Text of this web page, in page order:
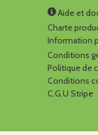
Aide et
Charte
Information
Conditions
Politique de
Conditions
C.G.U Stripe